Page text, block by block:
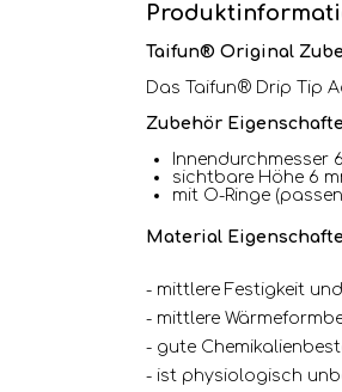
Taifun® Original
Das Taifun® Drip Tip
Zubehör
Innendurchmesser
sichtbare Höhe 6
mit O-Ringe
Material
- mittlere Festigkeit
- mittlere
- gute
- ist physiologisch